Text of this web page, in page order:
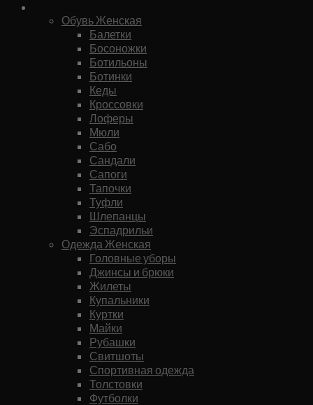
Обувь Женская
Балетки
Босоножки
Ботильоны
Ботинки
Кеды
Кроссовки
Лоферы
Мюли
Сабо
Сандали
Сапоги
Тапочки
Туфли
Шлепанцы
Эспадрильи
Одежда Женская
Головные уборы
Джинсы и брюки
Жилеты
Купальники
Куртки
Майки
Рубашки
Свитшоты
Спортивная одежда
Толстовки
Футболки